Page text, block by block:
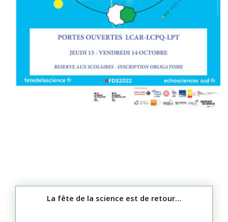
La fête de la science est de retour…